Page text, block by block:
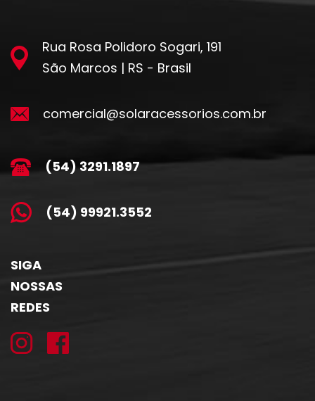
Rua Rosa Polidoro Sogari, 191
São Marcos | RS - Brasil
comercial@solaracessorios.com.br
(54) 3291.1897
(54) 99921.3552
SIGA
NOSSAS
REDES